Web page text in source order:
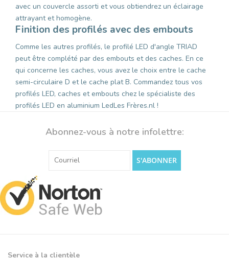
avec un couvercle assorti et vous obtiendrez un éclairage
attrayant et homogène.
Finition des profilés avec des embouts
Comme les autres profilés, le profilé LED d'angle TRIAD
peut être complété par des embouts et des caches. En ce
qui concerne les caches, vous avez le choix entre le cache
semi-circulaire D et le cache plat B. Commandez tous vos
profilés LED, caches et embouts chez le spécialiste des
profilés LED en aluminium LedLes Frères.nl !
Abonnez-vous à notre infolettre:
S'ABONNER
Service à la clientèle